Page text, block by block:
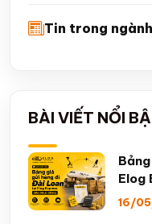
Tin trong ngành
BÀI VIẾT NỔI
Elog
16/